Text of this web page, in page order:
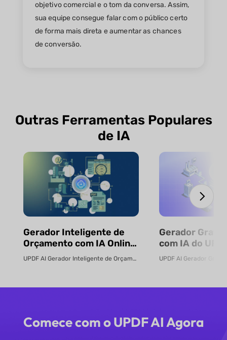
objetivo comercial e o tom da conversa. Assim,
sua equipe consegue falar com o público certo
de forma mais direta e aumentar as chances
de conversão.
Outras Ferramentas Populares
de IA
Gerador Inteligente de
Orçamento com IA Online
Gratuito
UPDF AI Gerador Inteligente de Orçamento com IA Online Gratuito Relatório...
Gerador
com IA do
Comece com o UPDF AI Agora